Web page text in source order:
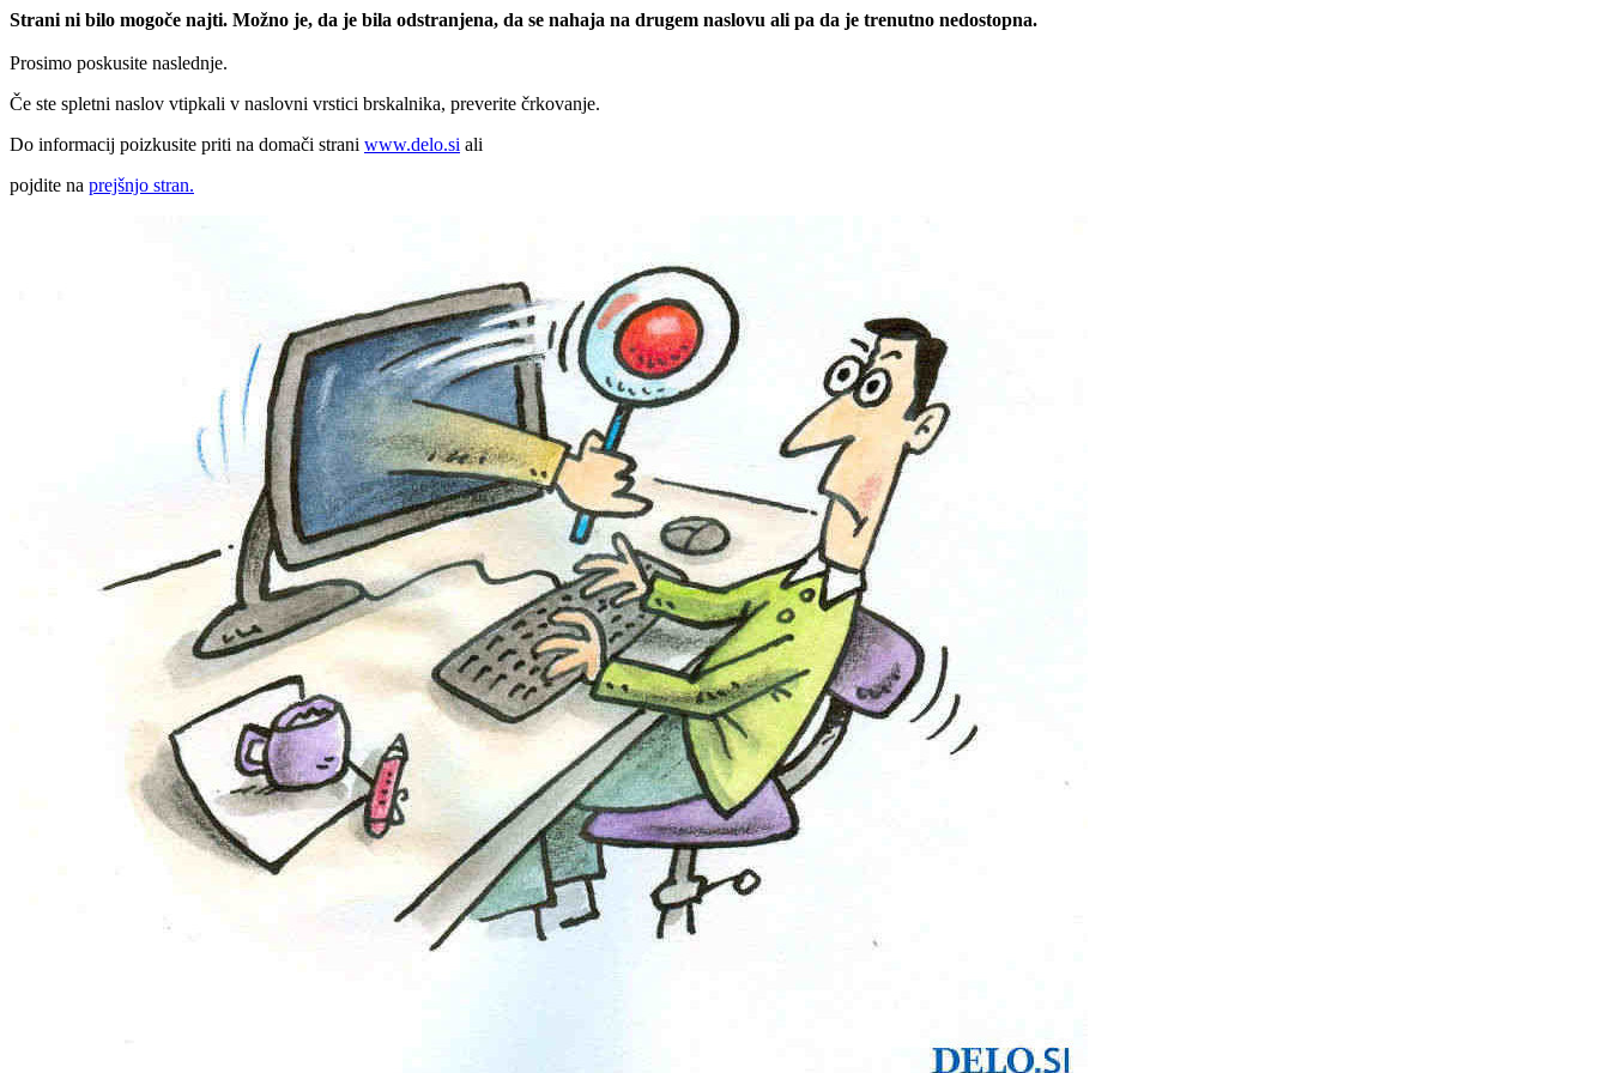
Strani ni bilo mogoče najti. Možno je, da je bila odstranjena, da se nahaja na drugem naslovu ali pa da je trenutno nedostopna.
Prosimo poskusite naslednje.
Če ste spletni naslov vtipkali v naslovni vrstici brskalnika, preverite črkovanje.
Do informacij poizkusite priti na domači strani www.delo.si ali
pojdite na prejšnjo stran.